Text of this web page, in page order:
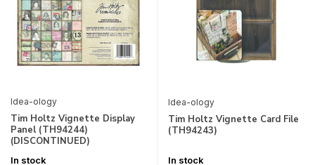
Idea-ology
Tim Holtz Vignette Display
Panel (TH94244)
(DISCONTINUED)
In stock
Idea-ology
Tim Holtz Vignette Card File
(TH94243)
In stock